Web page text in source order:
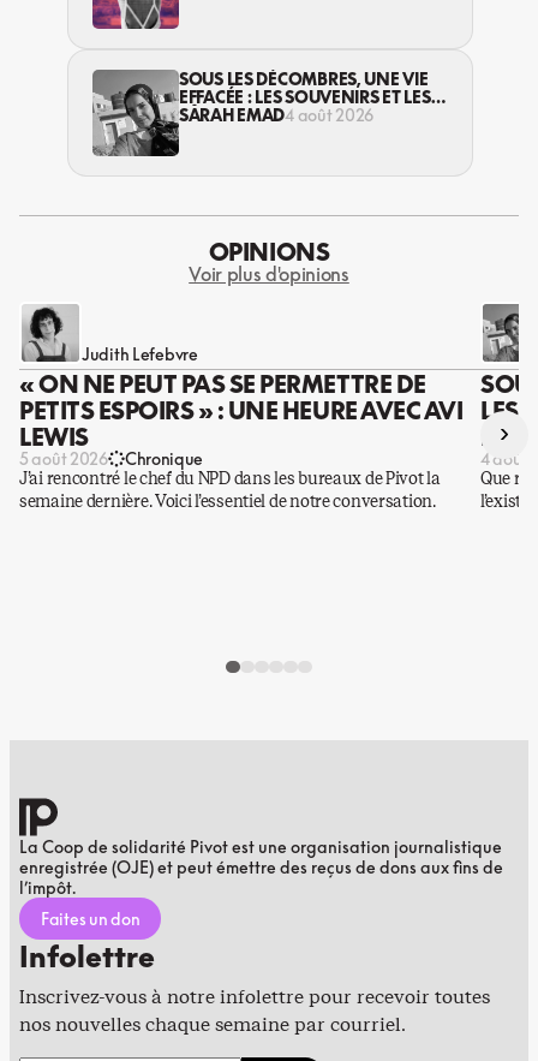
SOUS LES DÉCOMBRES, UNE VIE
EFFACÉE : LES SOUVENIRS ET LES
RÊVES PERDUS DES HABITANT·ES
SARAH EMAD4 août 2026
OPINIONS
Voir plus d'opinions
Judith Lefebvre
« ON NE PEUT PAS SE PERMETTRE DE
PETITS ESPOIRS » : UNE HEURE AVEC AVI
LEWIS
5 août 2026 Chronique
J’ai rencontré le chef du NPD dans les bureaux de Pivot la
semaine dernière. Voici l’essentiel de notre conversation.
LES
DES
4 août
Que
›
La Coop de solidarité Pivot est une organisation journalistique
enregistrée (OJE) et peut émettre des reçus de dons aux fins de
l’impôt.
Faites un don
Infolettre
Inscrivez-vous à notre infolettre pour recevoir toutes
nos nouvelles chaque semaine par courriel.